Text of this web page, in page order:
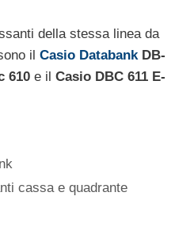
della stessa linea da
il Casio Databank DB-
610 e il Casio DBC 611 E-
cassa e quadrante